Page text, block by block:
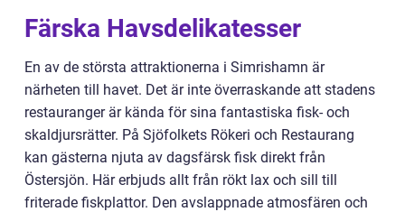
Färska Havsdelikatesser
En av de största attraktionerna i Simrishamn är
närheten till havet. Det är inte överraskande att stadens
restauranger är kända för sina fantastiska fisk- och
skaldjursrätter. På Sjöfolkets Rökeri och Restaurang
kan gästerna njuta av dagsfärsk fisk direkt från
Östersjön. Här erbjuds allt från rökt lax och sill till
friterade fiskplattor. Den avslappnade atmosfären och